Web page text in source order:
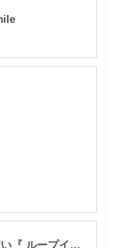
アイネット証券 始めやすい・続けやすい『 ループイフダン 』